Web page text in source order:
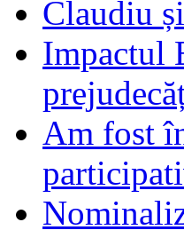
Claudiu
Impactul
Am fost